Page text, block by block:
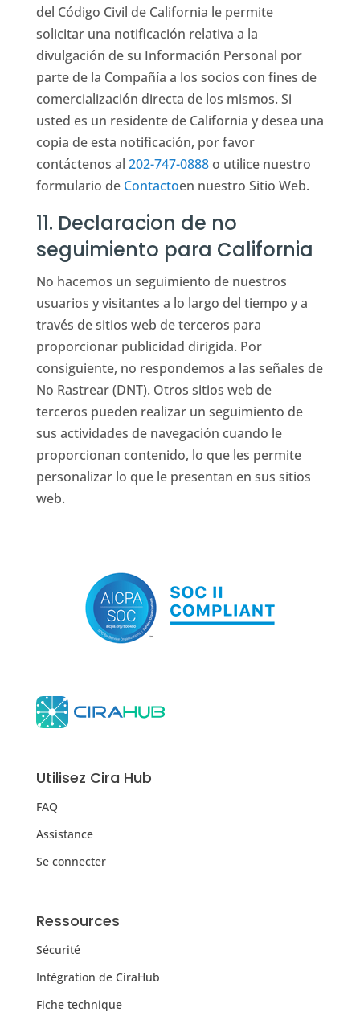
del Código Civil de California le permite
solicitar una notificación relativa a la
divulgación de su Información Personal por
parte de la Compañía a los socios con fines de
comercialización directa de los mismos. Si
usted es un residente de California y desea una
copia de esta notificación, por favor
contáctenos al 202-747-0888o utilice nuestro
formulario de Contactoen nuestro Sitio Web.
11. Declaracion de no
seguimiento para California
No hacemos un seguimiento de nuestros
usuarios y visitantes a lo largo del tiempo y a
través de sitios web de terceros para
proporcionar publicidad dirigida. Por
consiguiente, no respondemos a las señales de
No Rastrear (DNT). Otros sitios web de
terceros pueden realizar un seguimiento de
sus actividades de navegación cuando le
proporcionan contenido, lo que les permite
personalizar lo que le presentan en sus sitios
web.
Utilisez Cira Hub
FAQ
Assistance
Se connecter
Ressources
Sécurité
Intégration de CiraHub
Fiche technique